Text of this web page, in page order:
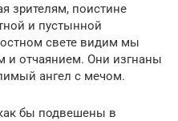
зрителям, поистине
и пустынной
свете видим мы
и отчаянием. Они изгнаны
ангел с мечом.
бы подвешены в